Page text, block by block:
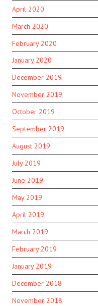
April 2020
March 2020
February 2020
January 2020
December 2019
November 2019
October 2019
September 2019
August 2019
July 2019
June 2019
May 2019
April 2019
March 2019
February 2019
January 2019
December 2018
November 2018